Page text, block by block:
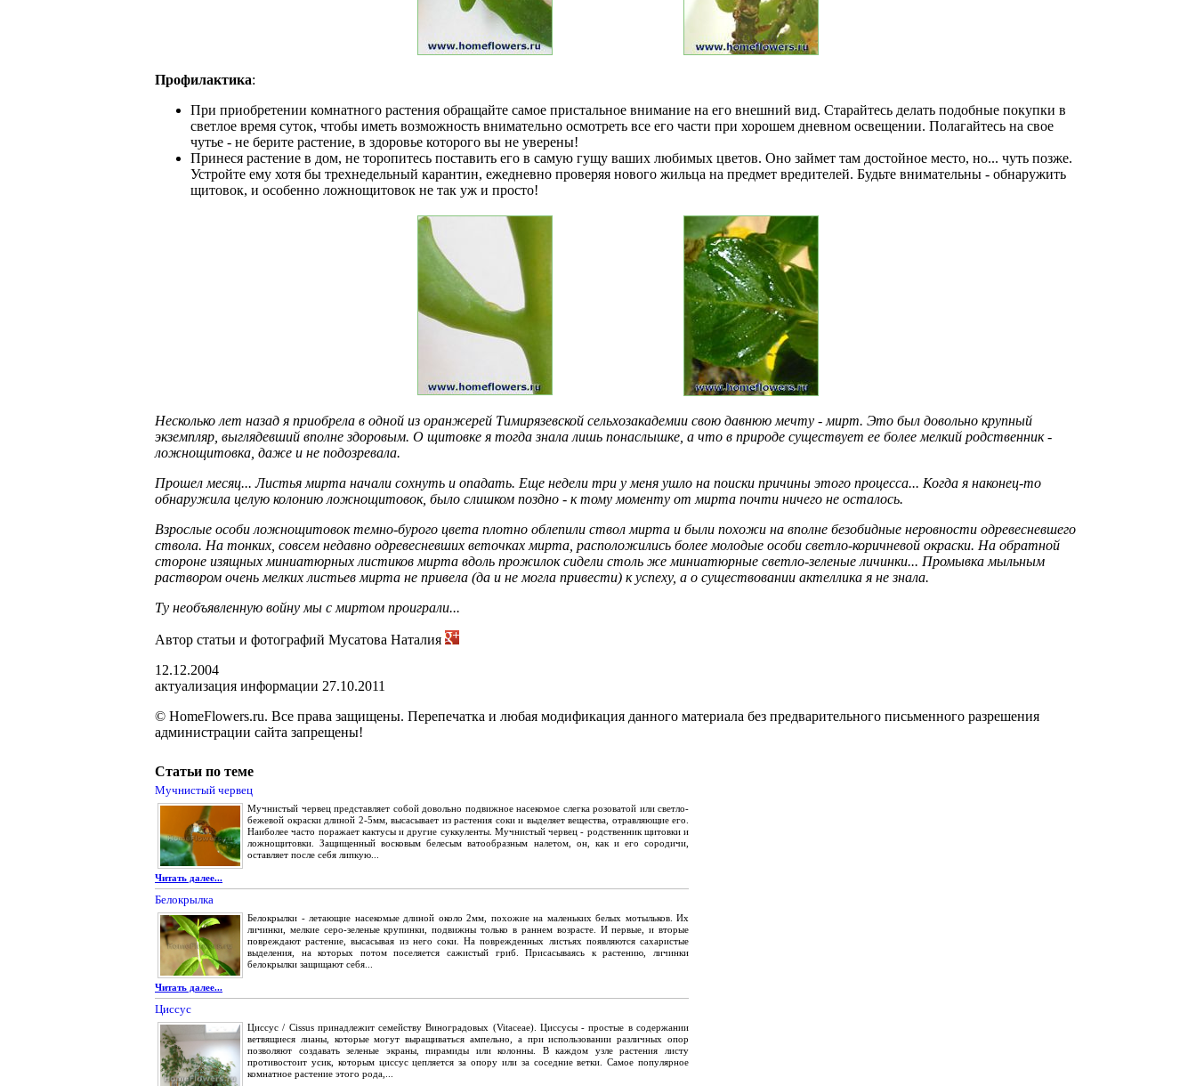
Профилактика:
При приобретении комнатного растения обращайте самое пристальное внимание на его внешний вид. Старайтесь делать подобные покупки в
светлое время суток, чтобы иметь возможность внимательно осмотреть все его части при хорошем дневном освещении. Полагайтесь на свое
чутье - не берите растение, в здоровье которого вы не уверены!
Принеся растение в дом, не торопитесь поставить его в самую гущу ваших любимых цветов. Оно займет там достойное место, но... чуть позже.
Устройте ему хотя бы трехнедельный карантин, ежедневно проверяя нового жильца на предмет вредителей. Будьте внимательны - обнаружить
щитовок, и особенно ложнощитовок не так уж и просто!
Несколько лет назад я приобрела в одной из оранжерей Тимирязевской сельхозакадемии свою давнюю мечту - мирт. Это был довольно крупный
экземпляр, выглядевший вполне здоровым. О щитовке я тогда знала лишь понаслышке, а что в природе существует ее более мелкий родственник -
ложнощитовка, даже и не подозревала.
Прошел месяц... Листья мирта начали сохнуть и опадать. Еще недели три у меня ушло на поиски причины этого процесса... Когда я наконец-то
обнаружила целую колонию ложнощитовок, было слишком поздно - к тому моменту от мирта почти ничего не осталось.
Взрослые особи ложнощитовок темно-бурого цвета плотно облепили ствол мирта и были похожи на вполне безобидные неровности одревесневшего
ствола. На тонких, совсем недавно одревесневших веточках мирта, расположились более молодые особи светло-коричневой окраски. На обратной
стороне изящных миниатюрных листиков мирта вдоль прожилок сидели столь же миниатюрные светло-зеленые личинки... Промывка мыльным
раствором очень мелких листьев мирта не привела (да и не могла привести) к успеху, а о существовании актеллика я не знала.
Ту необъявленную войну мы с миртом проиграли...
Автор статьи и фотографий Мусатова Наталия
12.12.2004
актуализация информации 27.10.2011
© HomeFlowers.ru. Все права защищены. Перепечатка и любая модификация данного материала без предварительного письменного разрешения
администрации сайта запрещены!
Статьи по теме
Мучнистый червец
Мучнистый червец представляет собой довольно подвижное насекомое слегка розоватой или светло-
бежевой окраски длиной 2-5мм, высасывает из растения соки и выделяет вещества, отравляющие его.
Наиболее часто поражает кактусы и другие суккуленты. Мучнистый червец - родственник щитовки и
ложнощитовки. Защищенный восковым белесым ватообразным налетом, он, как и его сородичи,
оставляет после себя липкую...
Читать далее...
Белокрылка
Белокрылки - летающие насекомые длиной около 2мм, похожие на маленьких белых мотыльков. Их
личинки, мелкие серо-зеленые крупинки, подвижны только в раннем возрасте. И первые, и вторые
повреждают растение, высасывая из него соки. На поврежденных листьях появляются сахаристые
выделения, на которых потом поселяется сажистый гриб. Присасываясь к растению, личинки
белокрылки защищают себя...
Читать далее...
Циссус
Циссус / Cissus принадлежит семейству Виноградовых (Vitaceae). Циссусы - простые в содержании
ветвящиеся лианы, которые могут выращиваться ампельно, а при использовании различных опор
позволяют создавать зеленые экраны, пирамиды или колонны. В каждом узле растения листу
противостоит усик, которым циссус цепляется за опору или за соседние ветки. Самое популярное
комнатное растение этого рода,...